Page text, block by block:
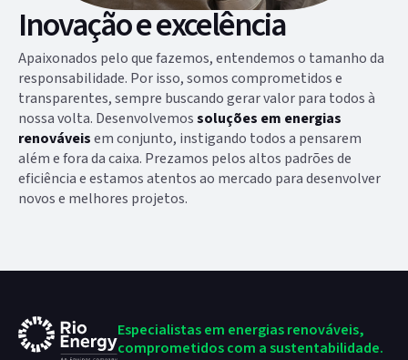
Inovação e excelência
Apaixonados pelo que fazemos, entendemos o tamanho da
responsabilidade. Por isso, somos comprometidos e
transparentes, sempre buscando gerar valor para todos à
nossa volta. Desenvolvemossoluções em energias
renováveisem conjunto, instigando todos a pensarem
além e fora da caixa. Prezamos pelos altos padrões de
eficiência e estamos atentos ao mercado para desenvolver
novos e melhores projetos.
Especialistas em energiasrenováveis,
comprometidoscom a sustentabilidade.